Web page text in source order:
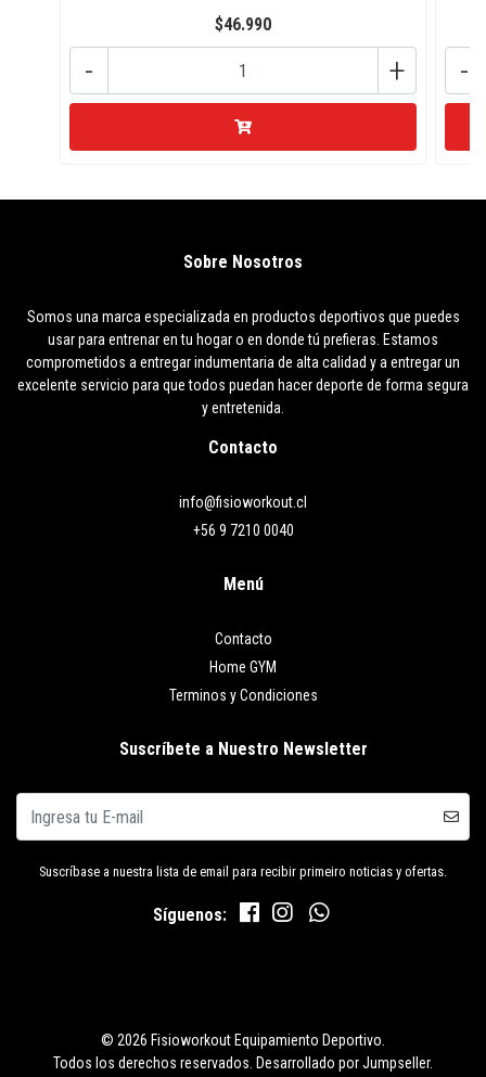
$46.990
+
- -
Sobre Nosotros
Somos una marca especializada en productos deportivos que puedes
usar para entrenar en tu hogar o en donde tú prefieras. Estamos
comprometidos a entregar indumentaria de alta calidad y a entregar un
excelente servicio para que todos puedan hacer deporte de forma segura
y entretenida.
Contacto
info@fisioworkout.cl
+56 9 7210 0040
Menú
Contacto
Home GYM
Terminos y Condiciones
Suscríbete a Nuestro Newsletter
Suscríbase a nuestra lista de email para recibir primeiro noticias y ofertas.
Síguenos:
© 2026 Fisioworkout Equipamiento Deportivo.
Todos los derechos reservados. Desarrollado por Jumpseller.